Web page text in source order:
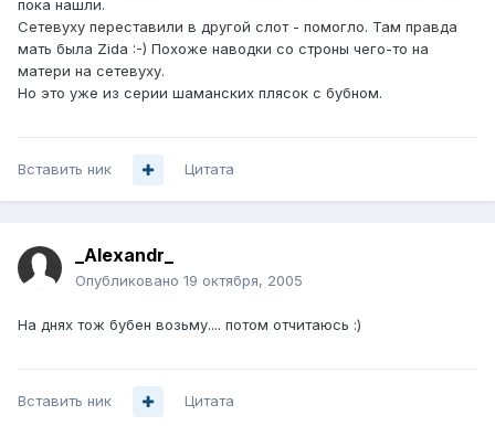
пока нашли.
Сетевуху переставили в другой слот - помогло. Там правда
мать была Zida :-) Похоже наводки со строны чего-то на
матери на сетевуху.
Но это уже из серии шаманских плясок с бубном.
Вставить ник Цитата
_Alexandr_
Опубликовано 19 октября, 2005
На днях тож бубен возьму.... потом отчитаюсь :)
Вставить ник Цитата